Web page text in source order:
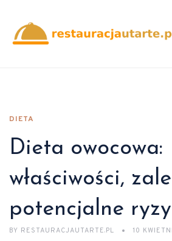
DIETA
Dieta owocowa:
właściwości,
potencjalne
BY RESTAURACJAUTARTE.PL 10